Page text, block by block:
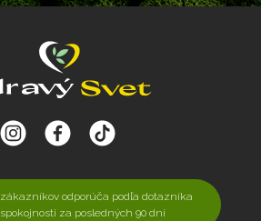
zákazníkov odporúča podľa dotazníka
spokojnosti za posledných 90 dní